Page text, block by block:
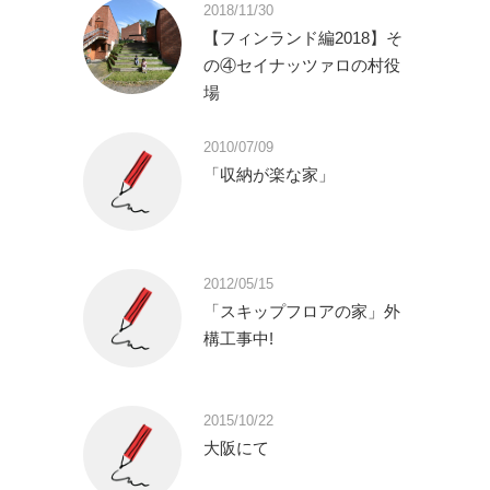
2018/11/30
【フィンランド編2018】そ
の④セイナッツァロの村役
場
2010/07/09
「収納が楽な家」
2012/05/15
「スキップフロアの家」外
構工事中!
2015/10/22
大阪にて